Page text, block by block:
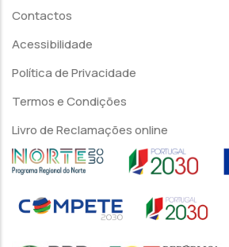
Contactos
Acessibilidade
Política de Privacidade
Termos e Condições
Livro de Reclamações online